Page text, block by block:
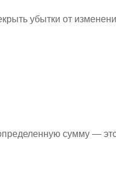
убытки от
сумму —